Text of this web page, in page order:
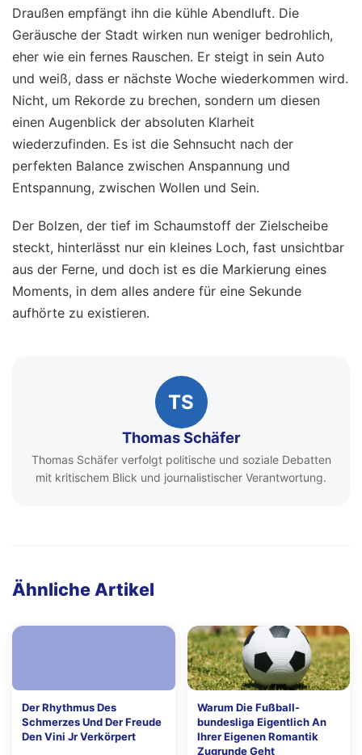
Draußen empfängt ihn die kühle Abendluft. Die
Geräusche der Stadt wirken nun weniger bedrohlich,
eher wie ein fernes Rauschen. Er steigt in sein Auto
und weiß, dass er nächste Woche wiederkommen wird.
Nicht, um Rekorde zu brechen, sondern um diesen
einen Augenblick der absoluten Klarheit
wiederzufinden. Es ist die Sehnsucht nach der
perfekten Balance zwischen Anspannung und
Entspannung, zwischen Wollen und Sein.
Der Bolzen, der tief im Schaumstoff der Zielscheibe
steckt, hinterlässt nur ein kleines Loch, fast unsichtbar
aus der Ferne, und doch ist es die Markierung eines
Moments, in dem alles andere für eine Sekunde
aufhörte zu existieren.
TS
Thomas Schäfer
Thomas Schäfer verfolgt politische und soziale Debatten
mit kritischem Blick und journalistischer Verantwortung.
Ähnliche Artikel
Der Rhythmus Des
Schmerzes Und Der Freude
Den Vini Jr Verkörpert
Warum Die Fußball-
bundesliga Eigentlich An
Ihrer Eigenen Romantik
Zugrunde Geht